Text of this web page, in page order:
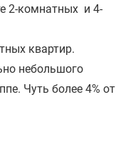
2-комнатных и 4-
квартир.
небольшого
Чуть более 4% от